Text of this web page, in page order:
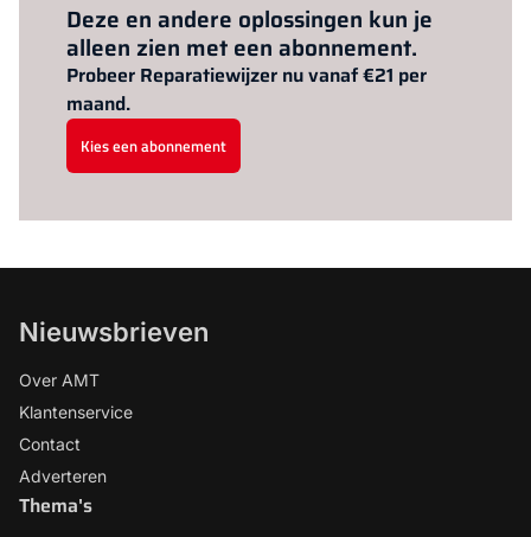
Deze en andere oplossingen kun je
alleen zien met een abonnement.
Probeer Reparatiewijzer nu vanaf €21 per
maand.
Kies een abonnement
Nieuwsbrieven
Over AMT
Klantenservice
Contact
Adverteren
Thema's